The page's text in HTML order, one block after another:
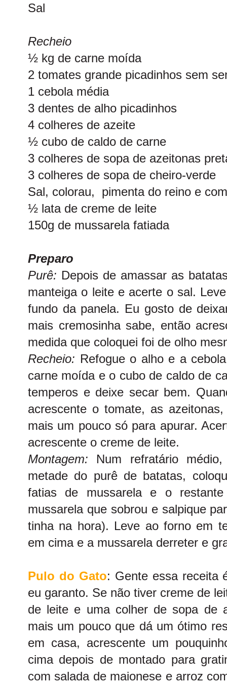
Sal
Recheio
½ kg de carne moída
2 tomates grande picadinhos sem
1 cebola média
3 dentes de alho picadinhos
4 colheres de azeite
½ cubo de caldo de carne
3 colheres de sopa de azeitonas
3 colheres de sopa de cheiro-verde
Sal, colorau, pimenta do reino e
½ lata de creme de leite
150g de mussarela fatiada
Preparo
Purê: Depois de amassar as
manteiga o leite e acerte o sal.
fundo da panela. Eu gosto de
mais cremosinha sabe, então
medida que coloquei foi de olho
Recheio: Refogue o alho e a
carne moída e o cubo de caldo de
temperos e deixe secar bem.
acrescente o tomate, as
mais um pouco só para apurar.
acrescente o creme de leite.
Montagem: Num refratário
metade do purê de batatas,
fatias de mussarela e o
mussarela que sobrou e salpique
tinha na hora). Leve ao forno em
em cima e a mussarela derreter e
Pulo do Gato: Gente essa receita
eu garanto. Se não tiver creme de
de leite e uma colher de sopa de
mais um pouco que dá um ótimo
em casa, acrescente um
cima depois de montado para
com salada de maionese e arroz